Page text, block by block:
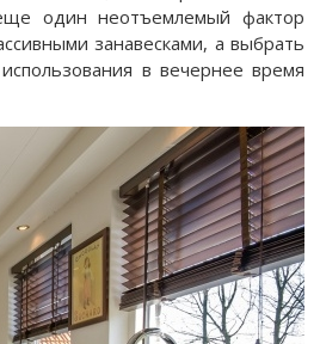
один неотъемлемый фактор
занавесками, а выбрать
в вечернее время